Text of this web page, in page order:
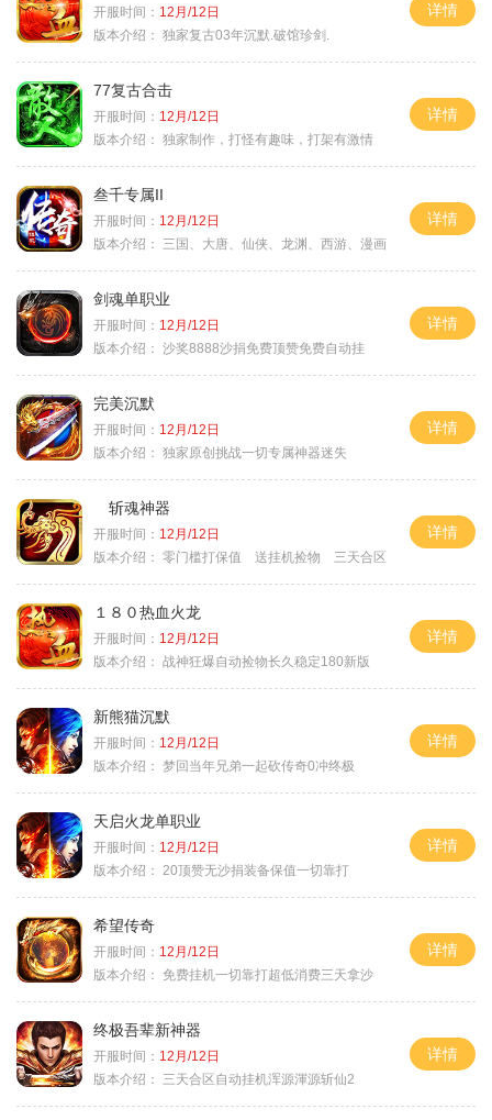
开服时间： 12月/12日
版本介绍： 独家复古03年沉默.破馆珍剑.
详情
77复古合击
开服时间： 12月/12日
版本介绍： 独家制作，打怪有趣味，打架有激情
详情
叁千专属II
开服时间： 12月/12日
版本介绍：
三国、大唐、仙侠、龙渊、西游、漫画
详情
剑魂单职业
开服时间： 12月/12日
版本介绍： 沙奖8888沙捐免费顶赞免费自动挂
详情
完美沉默
开服时间： 12月/12日
版本介绍： 独家原创挑战一切专属神器迷失
详情
斩魂神器
开服时间： 12月/12日
版本介绍： 零门槛打保值 送挂机捡物 三天合区
详情
１８０热血火龙
开服时间： 12月/12日
版本介绍： 战神狂爆自动捡物长久稳定180新版
详情
新熊猫沉默
开服时间： 12月/12日
版本介绍： 梦回当年兄弟一起砍传奇0冲终极
详情
天启火龙单职业
开服时间： 12月/12日
版本介绍： 20顶赞无沙捐装备保值一切靠打
详情
希望传奇
开服时间： 12月/12日
版本介绍： 免费挂机一切靠打超低消费三天拿沙
详情
终极吾辈新神器
开服时间： 12月/12日
版本介绍：
三天合区自动挂机浑源渾源斩仙2
详情